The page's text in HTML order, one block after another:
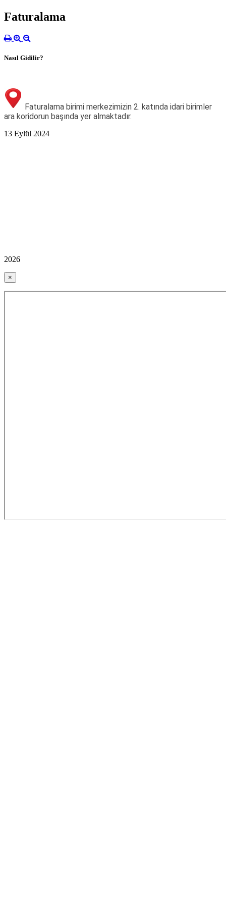
Faturalama
Nasıl Gidilir?
Faturalama birimi merkezimizin 2. katında idari birimler
ara koridorun başında yer almaktadır.
13 Eylül 2024
2026
×